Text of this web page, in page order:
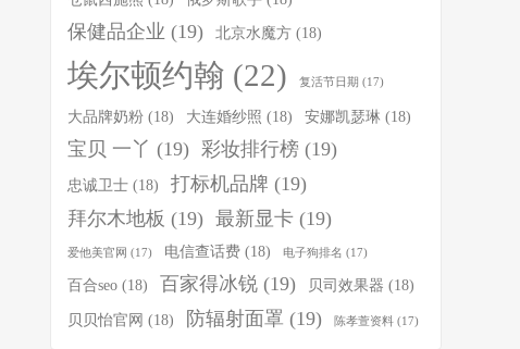
保健品企业 (19) 北京水魔方 (18)
埃尔顿约翰 (22) 复活节日期 (17)
大品牌奶粉 (18) 大连婚纱照 (18) 安娜凯瑟琳 (18)
宝贝 一丫 (19) 彩妆排行榜 (19)
忠诚卫士 (18) 打标机品牌 (19)
拜尔木地板 (19) 最新显卡 (19)
爱他美官网 (17) 电信查话费 (18) 电子狗排名 (17)
百合seo (18) 百家得冰锐 (19) 贝司效果器 (18)
贝贝怡官网 (18) 防辐射面罩 (19) 陈孝萱资料 (17)